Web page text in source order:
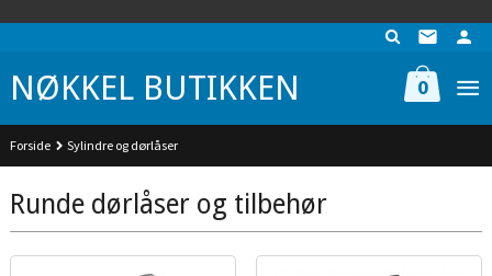
NØKKEL BUTIKKEN 0
Forside Sylindre og dørlåser
Runde dørlåser og tilbehør